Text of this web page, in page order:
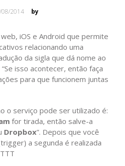
08/2014 by
iOS e Android que permite
relacionando uma
da sigla que dá nome ao
isso acontecer, então faça
para que funcionem juntas
o serviço pode ser utilizado é:
for tirada, então salve-a
Dropbox”. Depois que você
a segunda é realizada